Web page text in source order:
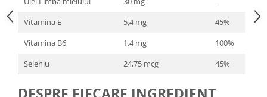
Vitamina E
5,4 mg
45%
Vitamina B6
1,4 mg
100%
Seleniu
24,75 mcg 45%